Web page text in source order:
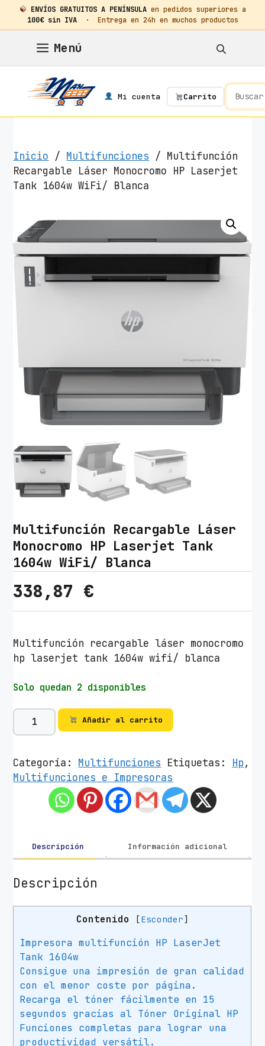
ENVÍOS GRATUITOS A PENÍNSULA en pedidos superiores a
100€ sin IVA· Entrega en 24h en muchos productos
contenido
Menú
Mi cuenta Carrito
Inicio / Multifunciones / Multifunción
Recargable Láser Monocromo HP Laserjet
Tank 1604w WiFi/ Blanca
Multifunción Recargable Láser
Monocromo HP Laserjet Tank
1604w WiFi/ Blanca
338,87 €
Multifunción recargable láser monocromo
hp laserjet tank 1604w wifi/ blanca
Solo quedan 2 disponibles
M
u
t
i
ó
n
e
Añadir al carrito
Categoría: Multifunciones Etiquetas: Hp,
Multifunciones e Impresoras
Descripción Información adicional
Descripción
Contenido [Esconder]
Impresora multifunción HP LaserJet
Tank 1604w
Consigue una impresión de gran calidad
con el menor coste por página.
Recarga el tóner fácilmente en 15
segundos gracias al Tóner Original HP
Funciones completas para lograr una
productividad versátil.